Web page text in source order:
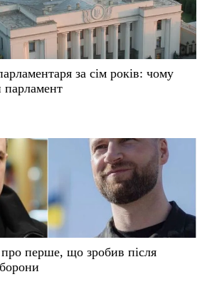
за сім років: чому
парламент
перше, що зробив після